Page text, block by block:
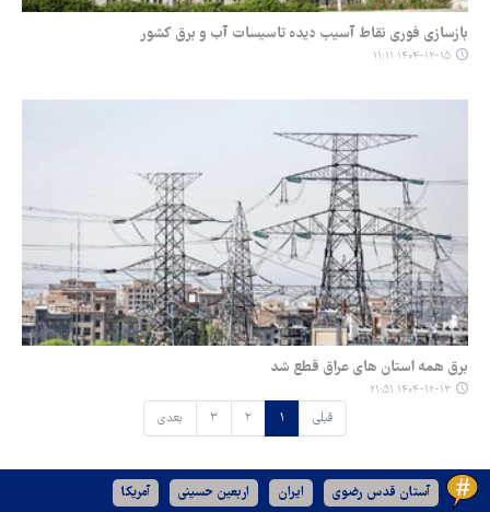
بازسازی فوری نقاط آسیب دیده تاسیسات آب و برق کشور
۱۴۰۴-۱۲-۱۵ ۱۱:۱۱
برق همه استان های عراق قطع شد
۱۴۰۴-۱۲-۱۳ ۲۱:۵۱
قبلی ۱ ۲ ۳ بعدی
آستان قدس رضوی ایران اربعین حسینی آمریکا